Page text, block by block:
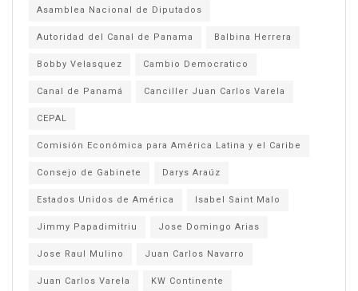
Asamblea Nacional de Diputados
Autoridad del Canal de Panama Balbina Herrera
Bobby Velasquez Cambio Democratico
Canal de Panamá Canciller Juan Carlos Varela
CEPAL
Comisión Económica para América Latina y el Caribe
Consejo de Gabinete Darys Araúz
Estados Unidos de América Isabel Saint Malo
Jimmy Papadimitriu Jose Domingo Arias
Jose Raul Mulino Juan Carlos Navarro
Juan Carlos Varela KW Continente